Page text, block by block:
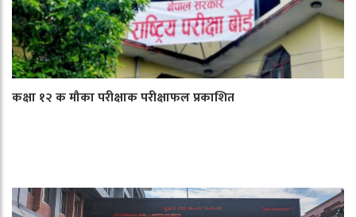
कक्षा १२ क मौका परीक्षाक परीक्षाफल प्रकाशित